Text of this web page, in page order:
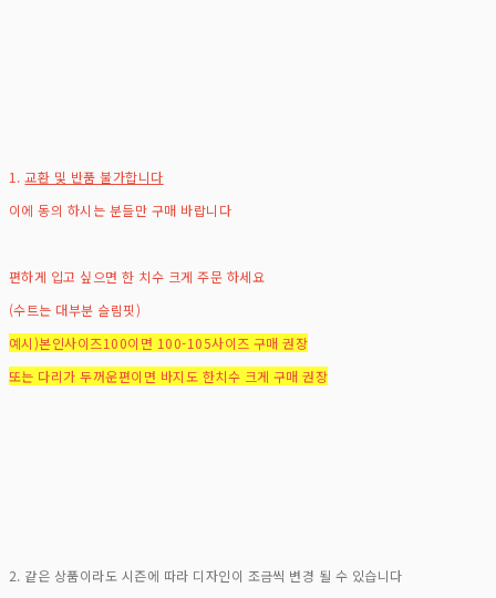
1.교환 및 반품 불가합니다
이에 동의 하시는 분들만 구매 바랍니다
편하게 입고 싶으면 한 치수 크게 주문 하세요
(수트는 대부분 슬림핏)
예시)본인사이즈100이면 100-105사이즈 구매 권장
또는 다리가 두꺼운편이면 바지도 한치수 크게 구매 권장
2. 같은 상품이라도 시즌에 따라 디자인이 조금씩 변경 될 수 있습니다